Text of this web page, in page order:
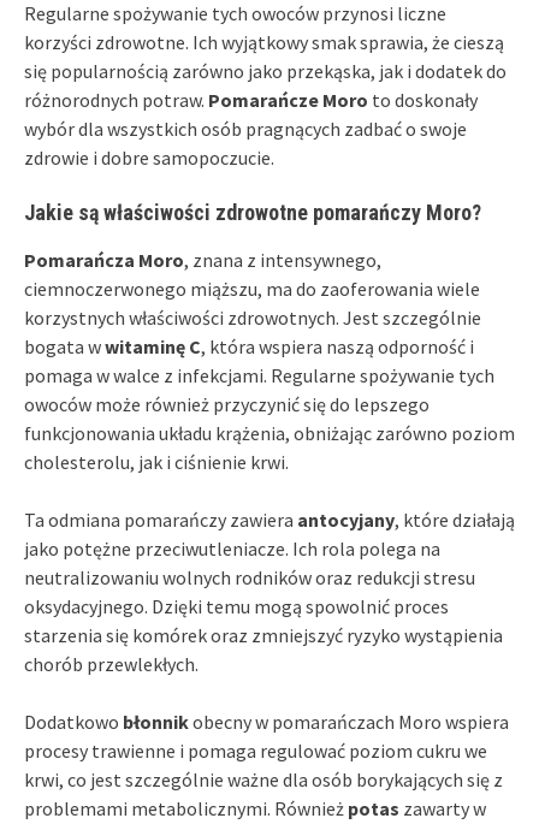
Regularne spożywanie tych owoców przynosi liczne
korzyści zdrowotne. Ich wyjątkowy smak sprawia, że cieszą
się popularnością zarówno jako przekąska, jak i dodatek do
różnorodnych potraw. Pomarańcze Moro to doskonały
wybór dla wszystkich osób pragnących zadbać o swoje
zdrowie i dobre samopoczucie.
Jakie są właściwości zdrowotne pomarańczy Moro?
Pomarańcza Moro, znana z intensywnego,
ciemnoczerwonego miąższu, ma do zaoferowania wiele
korzystnych właściwości zdrowotnych. Jest szczególnie
bogata wwitaminę C, która wspiera naszą odporność i
pomaga w walce z infekcjami. Regularne spożywanie tych
owoców może również przyczynić się do lepszego
funkcjonowania układu krążenia, obniżając zarówno poziom
cholesterolu, jak i ciśnienie krwi.
Ta odmiana pomarańczy zawiera antocyjany, które działają
jako potężne przeciwutleniacze. Ich rola polega na
neutralizowaniu wolnych rodników oraz redukcji stresu
oksydacyjnego. Dzięki temu mogą spowolnić proces
starzenia się komórek oraz zmniejszyć ryzyko wystąpienia
chorób przewlekłych.
Dodatkowo błonnikobecny w pomarańczach Moro wspiera
procesy trawienne i pomaga regulować poziom cukru we
krwi, co jest szczególnie ważne dla osób borykających się z
problemami metabolicznymi. Również potas zawarty w